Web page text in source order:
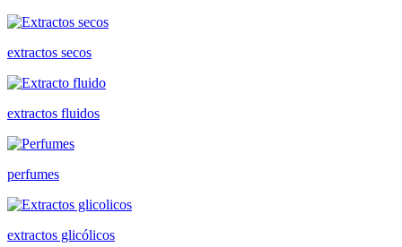
extractos secos
extractos fluidos
perfumes
extractos glicólicos